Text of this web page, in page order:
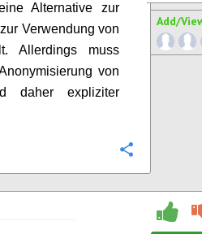
Alternative zur
Verwendung von
Allerdings muss
von
daher expliziter
Add/